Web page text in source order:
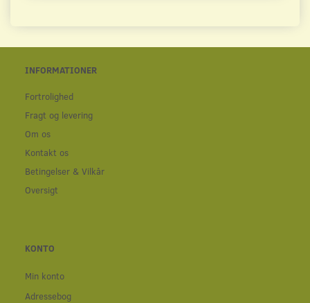
INFORMATIONER
Fortrolighed
Fragt og levering
Om os
Kontakt os
Betingelser & Vilkår
Oversigt
KONTO
Min konto
Adressebog